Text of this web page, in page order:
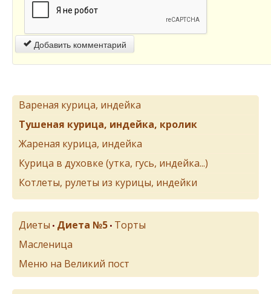
Добавить комментарий
Вареная курица, индейка
Тушеная курица, индейка, кролик
Жареная курица, индейка
Курица в духовке (утка, гусь, индейка...)
Котлеты, рулеты из курицы, индейки
Диеты • Диета №5 • Торты
Масленица
Меню на Великий пост